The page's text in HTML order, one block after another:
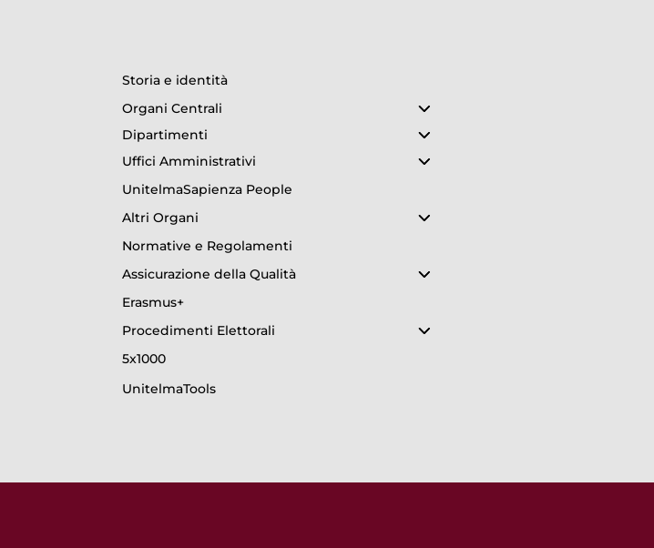
Storia e identità
Organi Centrali
Dipartimenti
Uffici Amministrativi
UnitelmaSapienza People
Altri Organi
Normative e Regolamenti
Assicurazione della Qualità
Erasmus+
Procedimenti Elettorali
5x1000
UnitelmaTools